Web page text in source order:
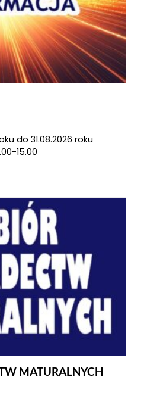
do 31.08.2026 roku
15.00
MATURALNYCH